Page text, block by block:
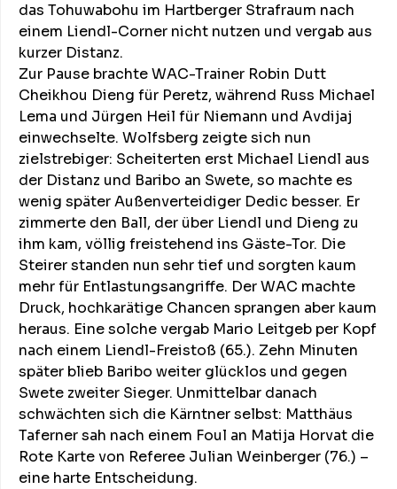
das Tohuwabohu im Hartberger Strafraum nach
einem Liendl-Corner nicht nutzen und vergab aus
kurzer Distanz.
Zur Pause brachte WAC-Trainer Robin Dutt
Cheikhou Dieng für Peretz, während Russ Michael
Lema und Jürgen Heil für Niemann und Avdijaj
einwechselte. Wolfsberg zeigte sich nun
zielstrebiger: Scheiterten erst Michael Liendl aus
der Distanz und Baribo an Swete, so machte es
wenig später Außenverteidiger Dedic besser. Er
zimmerte den Ball, der über Liendl und Dieng zu
ihm kam, völlig freistehend ins Gäste-Tor. Die
Steirer standen nun sehr tief und sorgten kaum
mehr für Entlastungsangriffe. Der WAC machte
Druck, hochkarätige Chancen sprangen aber kaum
heraus. Eine solche vergab Mario Leitgeb per Kopf
nach einem Liendl-Freistoß (65.). Zehn Minuten
später blieb Baribo weiter glücklos und gegen
Swete zweiter Sieger. Unmittelbar danach
schwächten sich die Kärntner selbst: Matthäus
Taferner sah nach einem Foul an Matija Horvat die
Rote Karte von Referee Julian Weinberger (76.) –
eine harte Entscheidung.